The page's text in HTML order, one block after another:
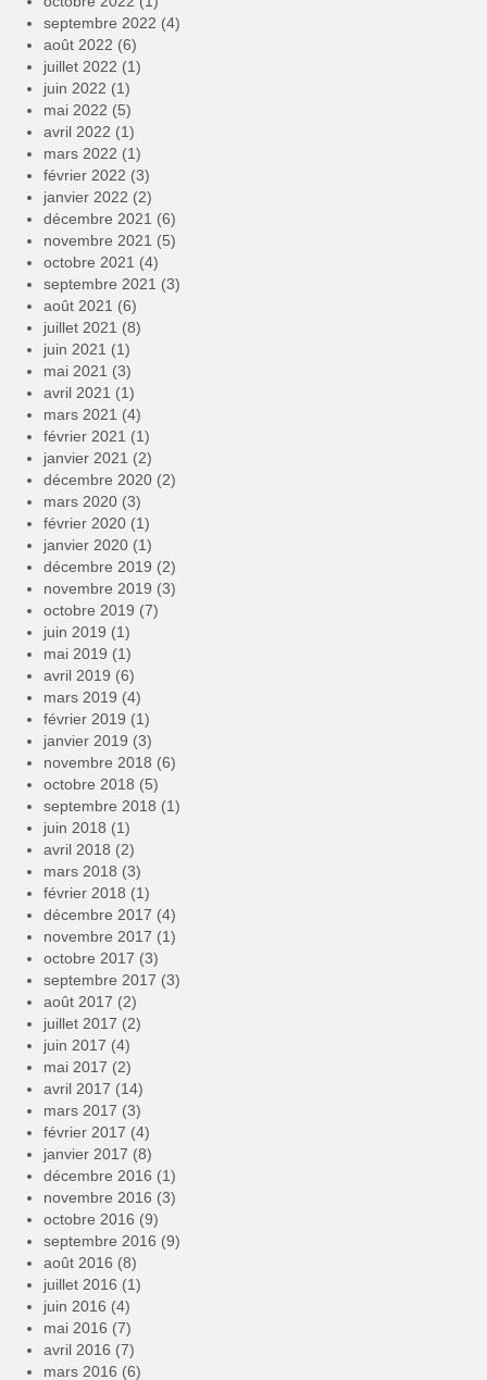
septembre 2022 (4)
août 2022 (6)
juillet 2022 (1)
juin 2022 (1)
mai 2022 (5)
avril 2022 (1)
mars 2022 (1)
février 2022 (3)
janvier 2022 (2)
décembre 2021 (6)
novembre 2021 (5)
octobre 2021 (4)
septembre 2021 (3)
août 2021 (6)
juillet 2021 (8)
juin 2021 (1)
mai 2021 (3)
avril 2021 (1)
mars 2021 (4)
février 2021 (1)
janvier 2021 (2)
décembre 2020 (2)
mars 2020 (3)
février 2020 (1)
janvier 2020 (1)
décembre 2019 (2)
novembre 2019 (3)
octobre 2019 (7)
juin 2019 (1)
mai 2019 (1)
avril 2019 (6)
mars 2019 (4)
février 2019 (1)
janvier 2019 (3)
novembre 2018 (6)
octobre 2018 (5)
septembre 2018 (1)
juin 2018 (1)
avril 2018 (2)
mars 2018 (3)
février 2018 (1)
décembre 2017 (4)
novembre 2017 (1)
octobre 2017 (3)
septembre 2017 (3)
août 2017 (2)
juillet 2017 (2)
juin 2017 (4)
mai 2017 (2)
avril 2017 (14)
mars 2017 (3)
février 2017 (4)
janvier 2017 (8)
décembre 2016 (1)
novembre 2016 (3)
octobre 2016 (9)
septembre 2016 (9)
août 2016 (8)
juillet 2016 (1)
juin 2016 (4)
mai 2016 (7)
avril 2016 (7)
mars 2016 (6)